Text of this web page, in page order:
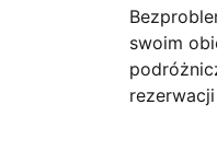
swoim